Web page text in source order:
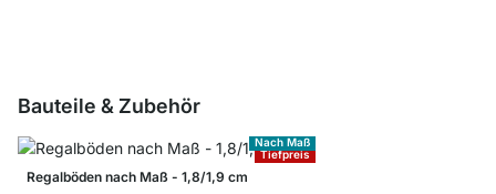
Bauteile & Zubehör
Tiefpreis
Nach Maß
Regalböden nach Maß - 1,8/1,9 cm